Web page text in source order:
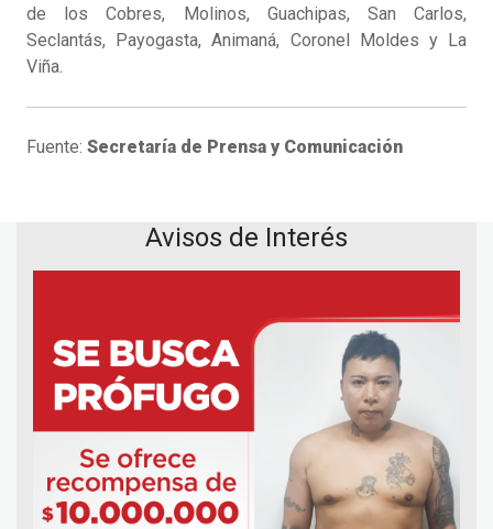
de los Cobres, Molinos, Guachipas, San Carlos,
Seclantás, Payogasta, Animaná, Coronel Moldes y La
Viña.
Fuente: Secretaría de Prensa y Comunicación
Avisos de Interés